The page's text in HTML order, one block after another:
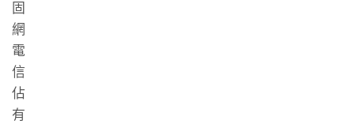
固
網
電
信
佔
有